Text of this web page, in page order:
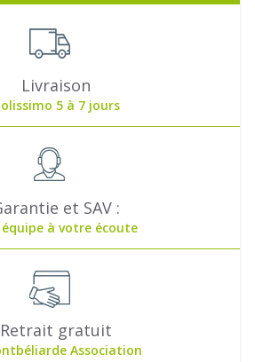
Livraison
5 à 7 jours
et SAV :
à votre écoute
Retrait gratuit
Association